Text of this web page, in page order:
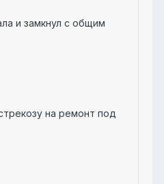
и замкнул с общим
на ремонт под